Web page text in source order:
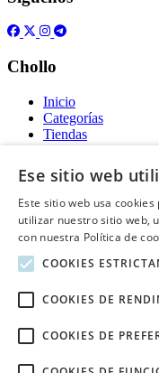
Chollo
Inicio
Categorías
Tiendas
Gratis
Acerca de
Sobre nosotros
Contacto
Información legal
Declaración de
Ese sitio web
Este sitio web usa
utilizar nuestro sitio web,
con nuestra Política de
COOKIES
COOKIES DE
COOKIES DE